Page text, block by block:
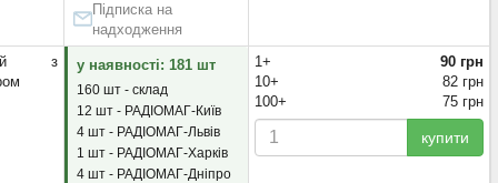
Підписка на
надходження
з
у наявності: 181 шт
160 шт - склад
12 шт - РАДІОМАГ-Київ
4 шт - РАДІОМАГ-Львів
1 шт - РАДІОМАГ-Харків
4 шт - РАДІОМАГ-Дніпро
1+
90 грн
10+
82 грн
100+
75 грн
купити